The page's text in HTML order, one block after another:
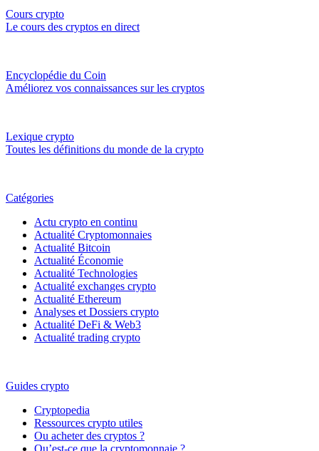
Cours crypto
Le cours des cryptos en direct
Encyclopédie du Coin
Améliorez vos connaissances sur les cryptos
Lexique crypto
Toutes les définitions du monde de la crypto
Catégories
Actu crypto en continu
Actualité Cryptomonnaies
Actualité Bitcoin
Actualité Économie
Actualité Technologies
Actualité exchanges crypto
Actualité Ethereum
Analyses et Dossiers crypto
Actualité DeFi & Web3
Actualité trading crypto
Guides crypto
Cryptopedia
Ressources crypto utiles
Ou acheter des cryptos ?
Qu’est-ce que la cryptomonnaie ?